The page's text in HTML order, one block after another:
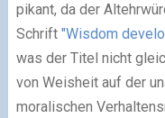
pikant, da der
Schrift "Wisdom
was der Titel nicht
von Weisheit auf der
moralischen